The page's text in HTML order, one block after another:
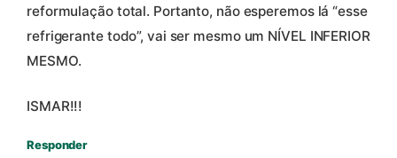
reformulação total. Portanto, não esperemos lá “esse
refrigerante todo”, vai ser mesmo um NÍVEL INFERIOR
MESMO.
ISMAR!!!
Responder